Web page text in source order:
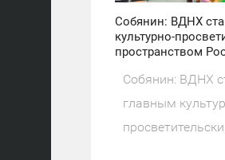
Собянин: ВДНХ
культурно-
пространством
Собянин: ВДНХ
главным